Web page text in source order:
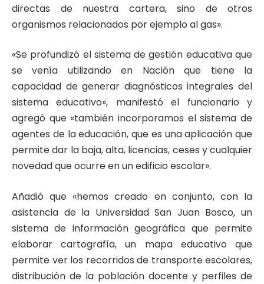
directas de nuestra cartera, sino de otros
organismos relacionados por ejemplo al gas».
«Se profundizó el sistema de gestión educativa que
se venía utilizando en Nación que tiene la
capacidad de generar diagnósticos integrales del
sistema educativo», manifestó el funcionario y
agregó que «también incorporamos el sistema de
agentes de la educación, que es una aplicación que
permite dar la baja, alta, licencias, ceses y cualquier
novedad que ocurre en un edificio escolar».
Añadió que «hemos creado en conjunto, con la
asistencia de la Universidad San Juan Bosco, un
sistema de información geográfica que permite
elaborar cartografía, un mapa educativo que
permite ver los recorridos de transporte escolares,
distribución de la población docente y perfiles de